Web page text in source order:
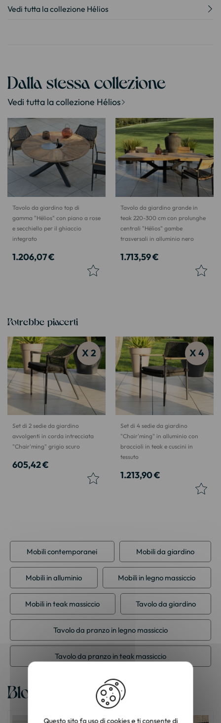
Vedi tutta la collezione Hélios
Dalla stessa collezione
Vedi tutta la collezione Hélios
Tavolo da giardino top di
gamma "Hélios" con piano a rose
e secchiello per il ghiaccio
integrato
1.206,07 €
Tavolo da giardino grande in
teak 220-300 cm con prolunghe
centrali "Hélios" gambe
trasversali in alluminio nero
1.713,59 €
Potrebbe piacerti
X 2
Set di 2 sedie da giardino
avvolgenti in corda intrecciata
"Chair'ming" grigio scuro
605,42 €
X 4
Set di 4 sedie da giardino
"Chair'ming" in alluminio con
braccioli in teak e cuscini in
tessuto
1.213,90 €
Mobili contemporanei Mobili da giardino
Mobili in alluminio Mobili in legno massiccio
Mobili in teak massiccio Tavolo da giardino
Tavolo da pranzo in legno massiccio
Tavolo da pranzo in teak massiccio
Blog
Questo sito fa uso di cookies e ti consente di